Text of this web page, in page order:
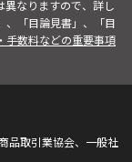
異なりますので、詳し
、「目論見書」、「目
手数料などの重要事項
品取引業協会、一般社